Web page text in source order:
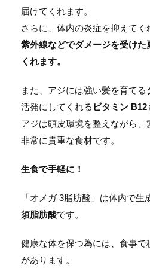
届けてくれます。
さらに、体内の炎症を抑えてく
紫外線などでダメージを受けた
くれます。
また、アジには強い髪を育てる
活発にしてくれる ビタミン B12
アジは頭皮環境を整えながら、
非常に貴重な食材です。
生食で手軽に！
「オメガ 3脂肪酸」は体内で
須脂肪酸です。
健康な体を保つ為には、食事
があります。